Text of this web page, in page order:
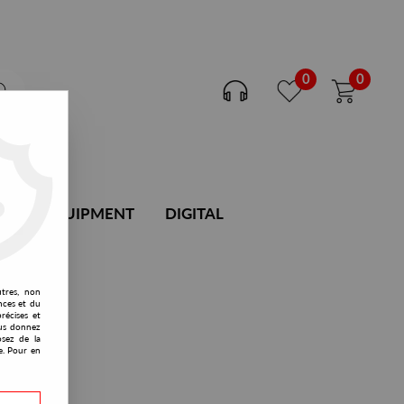
0 0
DJ EQUIPMENT DIGITAL
non
et du
et
donnez
de la
Pour en